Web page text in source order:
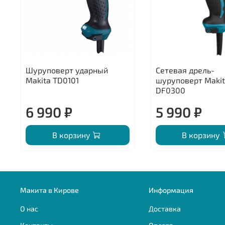
Шуруповерт ударный
Makita TD0101
6 990 ₽
В корзину
Сетевая дрель-
шуруповерт
DF0300
5 990 ₽
В корзину
Макита в Кирове
О нас
Информация
Доставка